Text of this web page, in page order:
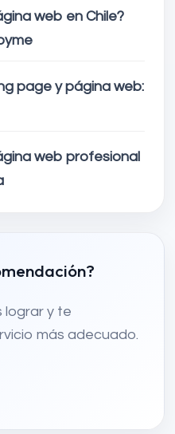
web en Chile?
page y página web:
web profesional
lograr y te
más adecuado.